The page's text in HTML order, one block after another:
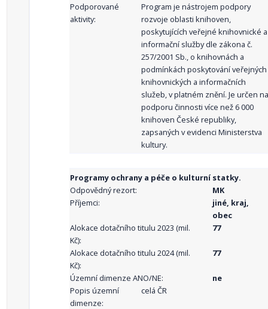
Podporované
aktivity:
Program je nástrojem podpory
rozvoje oblasti knihoven,
poskytujících veřejné knihovnické a
informační služby dle zákona č.
257/2001 Sb., o knihovnách a
podmínkách poskytování veřejných
knihovnických a informačních
služeb, v platném znění. Je určen na
podporu činnosti více než 6 000
knihoven České republiky,
zapsaných v evidenci Ministerstva
kultury.
Programy ochrany a péče o kulturní statky.
Odpovědný rezort:
MK
Příjemci:
jiné, kraj,
obec
Alokace dotačního titulu 2023 (mil.
Kč):
77
Alokace dotačního titulu 2024 (mil.
Kč):
77
Územní dimenze ANO/NE:
ne
Popis územní
dimenze:
celá ČR